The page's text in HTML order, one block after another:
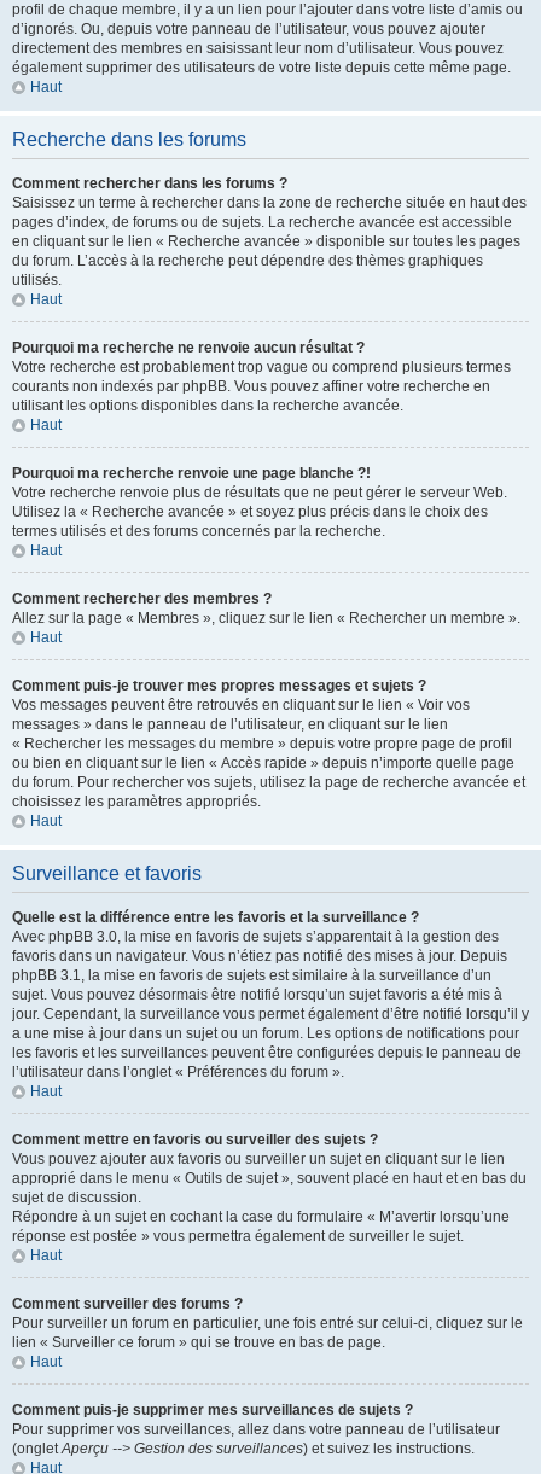
profil de chaque membre, il y a un lien pour l’ajouter dans votre liste d’amis ou
d’ignorés. Ou, depuis votre panneau de l’utilisateur, vous pouvez ajouter
directement des membres en saisissant leur nom d’utilisateur. Vous pouvez
également supprimer des utilisateurs de votre liste depuis cette même page.
Haut
Recherche dans les forums
Comment rechercher dans les forums ?
Saisissez un terme à rechercher dans la zone de recherche située en haut des
pages d’index, de forums ou de sujets. La recherche avancée est accessible
en cliquant sur le lien « Recherche avancée » disponible sur toutes les pages
du forum. L’accès à la recherche peut dépendre des thèmes graphiques
utilisés.
Haut
Pourquoi ma recherche ne renvoie aucun résultat ?
Votre recherche est probablement trop vague ou comprend plusieurs termes
courants non indexés par phpBB. Vous pouvez affiner votre recherche en
utilisant les options disponibles dans la recherche avancée.
Haut
Pourquoi ma recherche renvoie une page blanche ?!
Votre recherche renvoie plus de résultats que ne peut gérer le serveur Web.
Utilisez la « Recherche avancée » et soyez plus précis dans le choix des
termes utilisés et des forums concernés par la recherche.
Haut
Comment rechercher des membres ?
Allez sur la page « Membres », cliquez sur le lien « Rechercher un membre ».
Haut
Comment puis-je trouver mes propres messages et sujets ?
Vos messages peuvent être retrouvés en cliquant sur le lien « Voir vos
messages » dans le panneau de l’utilisateur, en cliquant sur le lien
« Rechercher les messages du membre » depuis votre propre page de profil
ou bien en cliquant sur le lien « Accès rapide » depuis n’importe quelle page
du forum. Pour rechercher vos sujets, utilisez la page de recherche avancée et
choisissez les paramètres appropriés.
Haut
Surveillance et favoris
Quelle est la différence entre les favoris et la surveillance ?
Avec phpBB 3.0, la mise en favoris de sujets s’apparentait à la gestion des
favoris dans un navigateur. Vous n’étiez pas notifié des mises à jour. Depuis
phpBB 3.1, la mise en favoris de sujets est similaire à la surveillance d’un
sujet. Vous pouvez désormais être notifié lorsqu’un sujet favoris a été mis à
jour. Cependant, la surveillance vous permet également d’être notifié lorsqu’il y
a une mise à jour dans un sujet ou un forum. Les options de notifications pour
les favoris et les surveillances peuvent être configurées depuis le panneau de
l’utilisateur dans l’onglet « Préférences du forum ».
Haut
Comment mettre en favoris ou surveiller des sujets ?
Vous pouvez ajouter aux favoris ou surveiller un sujet en cliquant sur le lien
approprié dans le menu « Outils de sujet », souvent placé en haut et en bas du
sujet de discussion.
Répondre à un sujet en cochant la case du formulaire « M’avertir lorsqu’une
réponse est postée » vous permettra également de surveiller le sujet.
Haut
Comment surveiller des forums ?
Pour surveiller un forum en particulier, une fois entré sur celui-ci, cliquez sur le
lien « Surveiller ce forum » qui se trouve en bas de page.
Haut
Comment puis-je supprimer mes surveillances de sujets ?
Pour supprimer vos surveillances, allez dans votre panneau de l’utilisateur
(ongletAperçu --> Gestion des surveillances) et suivez les instructions.
Haut